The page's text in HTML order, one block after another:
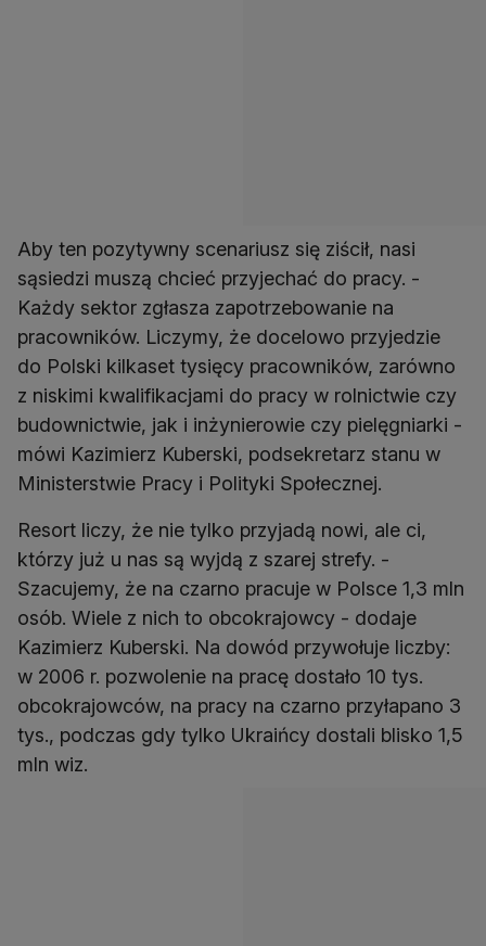
Aby ten pozytywny scenariusz się ziścił, nasi
sąsiedzi muszą chcieć przyjechać do pracy. -
Każdy sektor zgłasza zapotrzebowanie na
pracowników. Liczymy, że docelowo przyjedzie
do Polski kilkaset tysięcy pracowników, zarówno
z niskimi kwalifikacjami do pracy w rolnictwie czy
budownictwie, jak i inżynierowie czy pielęgniarki -
mówi Kazimierz Kuberski, podsekretarz stanu w
Ministerstwie Pracy i Polityki Społecznej.
Resort liczy, że nie tylko przyjadą nowi, ale ci,
którzy już u nas są wyjdą z szarej strefy. -
Szacujemy, że na czarno pracuje w Polsce 1,3 mln
osób. Wiele z nich to obcokrajowcy - dodaje
Kazimierz Kuberski. Na dowód przywołuje liczby:
w 2006 r. pozwolenie na pracę dostało 10 tys.
obcokrajowców, na pracy na czarno przyłapano 3
tys., podczas gdy tylko Ukraińcy dostali blisko 1,5
mln wiz.